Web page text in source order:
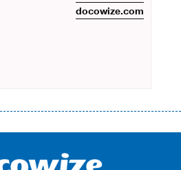
docowize.com
Вам добре знайомі незручності
особистого часу і багато-багато